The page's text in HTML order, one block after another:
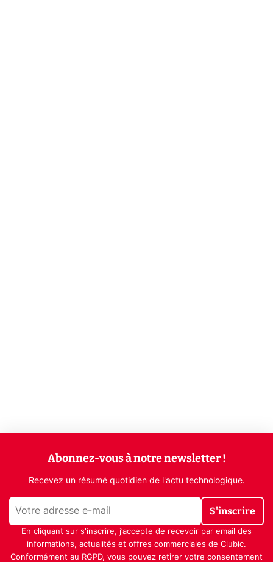
Abonnez-vous à notre newsletter !
Recevez un résumé quotidien de l'actu technologique.
S'inscrire
En cliquant sur s'inscrire, j’accepte de recevoir par email des
informations, actualités et offres commerciales de Clubic.
Conformément au RGPD, vous pouvez retirer votre consentement